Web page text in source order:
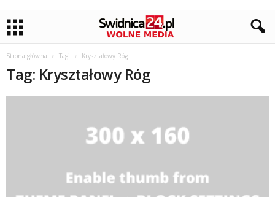
Strona główna Tagi Kryształowy Róg
Tag: Kryształowy Róg